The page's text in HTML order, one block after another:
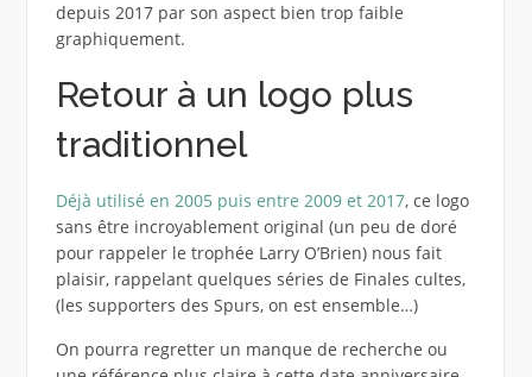
depuis 2017 par son aspect bien trop faible
graphiquement.
Retour à un logo plus
traditionnel
Déjà utilisé en 2005 puis entre 2009 et 2017, ce logo
sans être incroyablement original (un peu de doré
pour rappeler le trophée Larry O’Brien) nous fait
plaisir, rappelant quelques séries de Finales cultes,
(les supporters des Spurs, on est ensemble…)
On pourra regretter un manque de recherche ou